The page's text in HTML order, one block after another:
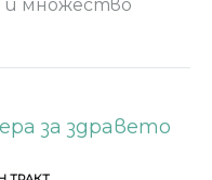
и множество
и